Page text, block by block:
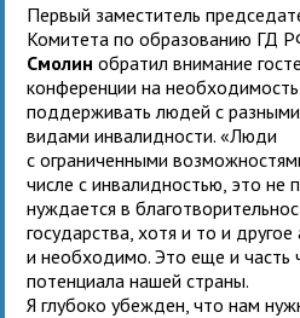
Первый заместитель
Комитета по образованию ГД
Смолин обратил внимание
конференции на необходимость
поддерживать людей с разными
видами инвалидности. «Люди
с ограниченными
числе с инвалидностью, это не
нуждается в
государства, хотя и то и
и необходимо. Это еще и часть
потенциала нашей страны.
Я глубоко убежден, что нам